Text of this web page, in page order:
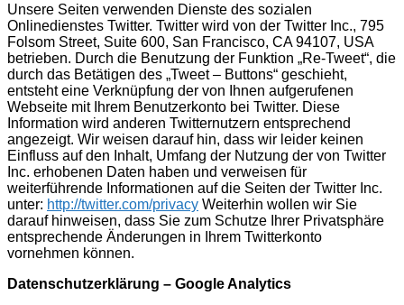
Unsere Seiten verwenden Dienste des sozialen
Onlinedienstes Twitter. Twitter wird von der Twitter Inc., 795
Folsom Street, Suite 600, San Francisco, CA 94107, USA
betrieben. Durch die Benutzung der Funktion „Re-Tweet“, die
durch das Betätigen des „Tweet – Buttons“ geschieht,
entsteht eine Verknüpfung der von Ihnen aufgerufenen
Webseite mit Ihrem Benutzerkonto bei Twitter. Diese
Information wird anderen Twitternutzern entsprechend
angezeigt. Wir weisen darauf hin, dass wir leider keinen
Einfluss auf den Inhalt, Umfang der Nutzung der von Twitter
Inc. erhobenen Daten haben und verweisen für
weiterführende Informationen auf die Seiten der Twitter Inc.
unter: http://twitter.com/privacy Weiterhin wollen wir Sie
darauf hinweisen, dass Sie zum Schutze Ihrer Privatsphäre
entsprechende Änderungen in Ihrem Twitterkonto
vornehmen können.
Datenschutzerklärung – Google Analytics